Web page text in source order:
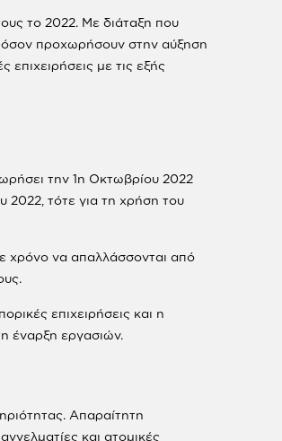
το 2022. Με διάταξη που
προχωρήσουν στην αύξηση
με τις εξής
την 1η Οκτωβρίου 2022
2022, τότε για τη χρήση του
χρόνο να απαλλάσσονται από
επιχειρήσεις και η
έναρξη εργασιών.
Απαραίτητη
και ατομικές